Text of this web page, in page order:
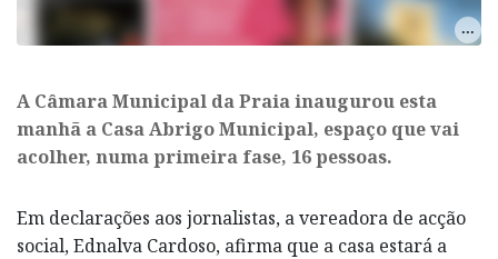
A Câmara Municipal da Praia inaugurou esta
manhã a Casa Abrigo Municipal, espaço que vai
acolher, numa primeira fase, 16 pessoas.
Em declarações aos jornalistas, a vereadora de acção
social, Ednalva Cardoso, afirma que a casa estará a